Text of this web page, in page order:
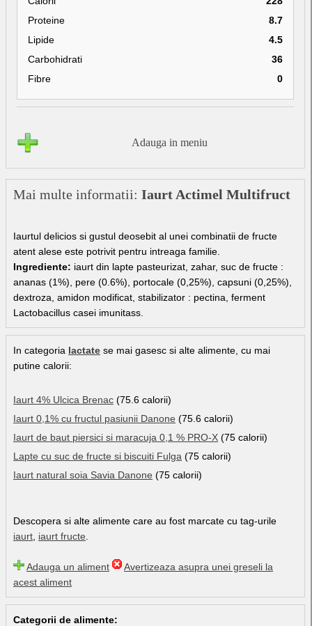
Proteine
8.7
Lipide
4.5
Carbohidrati
36
Fibre
0
Adauga in meniu
Mai multe informatii: Iaurt Actimel Multifruct
Iaurtul delicios si gustul deosebit al unei combinatii de fructe
atent alese este potrivit pentru intreaga familie.
Ingrediente: iaurt din lapte pasteurizat, zahar, suc de fructe :
ananas (1%), pere (0.6%), portocale (0,25%), capsuni (0,25%),
dextroza, amidon modificat, stabilizator : pectina, ferment
Lactobacillus casei imunitass.
In categoria lactate se mai gasesc si alte alimente, cu mai
putine calorii:
Iaurt 4% Ulcica Brenac (75.6 calorii)
Iaurt 0,1% cu fructul pasiunii Danone (75.6 calorii)
Iaurt de baut piersici si maracuja 0,1 % PRO-X (75 calorii)
Lapte cu suc de fructe si biscuiti Fulga (75 calorii)
Iaurt natural soia Savia Danone (75 calorii)
Descopera si alte alimente care au fost marcate cu tag-urile
iaurt iaurt fructe
Adauga un aliment
Avertizeaza asupra unei greseli la
acest aliment
Categorii de alimente: